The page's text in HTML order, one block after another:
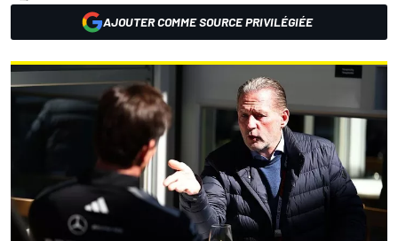
AJOUTER COMME SOURCE PRIVILÉGIÉE